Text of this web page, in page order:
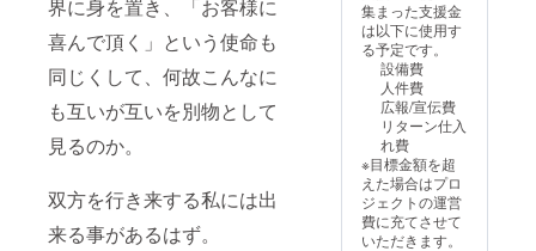
界に身を置き、「お客様に
喜んで頂く」という使命も
同じくして、何故こんなに
も互いが互いを別物として
見るのか。
双方を行き来する私には出
来る事があるはず。
集まった支援金
は以下に使用す
る予定です。
設備費
人件費
広報/宣伝費
リターン仕入
れ費
※目標金額を超
えた場合はプロ
ジェクトの運営
費に充てさせて
いただきます。